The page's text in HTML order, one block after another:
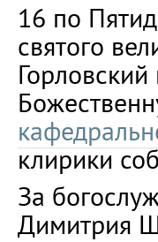
16 по
святого
клирики
За
Димитрия